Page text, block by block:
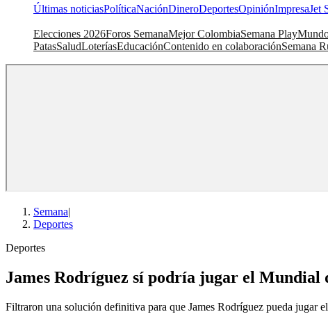
Últimas noticiasPolíticaNaciónDineroDeportesOpiniónImpresaJet
Elecciones 2026Foros SemanaMejor ColombiaSemana Play
PatasSaludLoteríasEducaciónContenido en colaboraciónSemana
Semana|
Deportes
Deportes
James Rodríguez sí podría jugar el
Filtraron una solución definitiva para que James Rodríguez pueda jugar